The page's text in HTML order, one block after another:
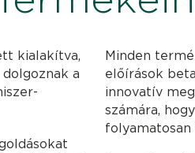
kialakítva,
a
Minden
előírások
innovatív
számára,